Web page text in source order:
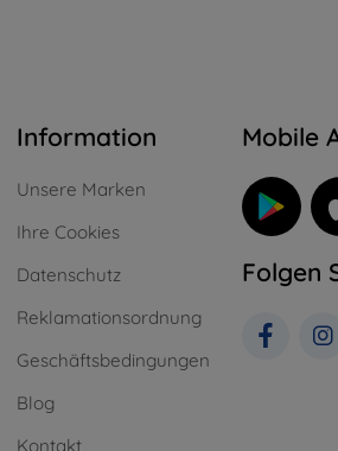
Information
Unsere Marken
Ihre Cookies
Datenschutz
Reklamationsordnung
Geschäftsbedingungen
Blog
Kontakt
Mobile
Folgen